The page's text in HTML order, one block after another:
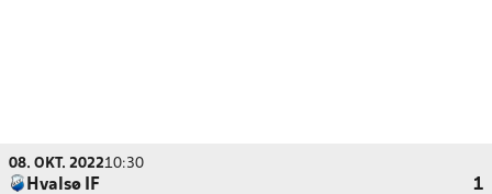
08. OKT. 202210:30
Hvalsø IF
1